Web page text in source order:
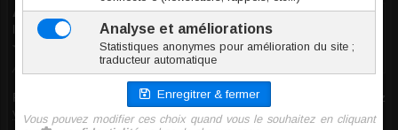
Anonyme
le 24.05.2021
10/10
Pour lire ce commentaire et visualiser cette photo, vous devez
vous connecter
etavoir plus de 18 ans